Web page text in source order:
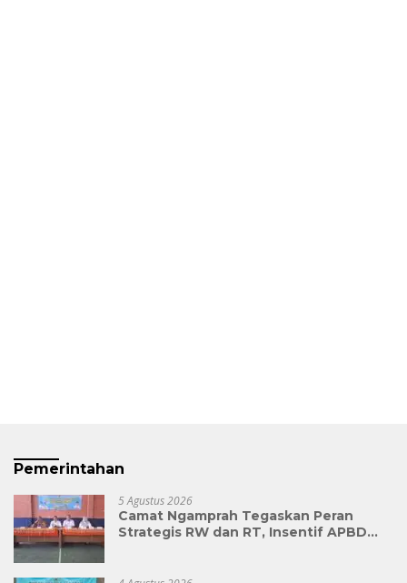
Pemerintahan
5 Agustus 2026
Camat Ngamprah Tegaskan Peran
Strategis RW dan RT, Insentif APBD